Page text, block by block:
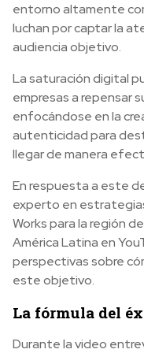
entorno altamente
luchan por captar la
audiencia objetivo.
La saturación digital
empresas a repensar
enfocándose en la
autenticidad para
llegar de manera
En respuesta a este
experto en
Works para la región
América Latina en
perspectivas sobre
este objetivo.
La fórmula del
Durante la video